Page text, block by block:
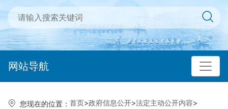
网站导航
您现在的位置： 首页>政府信息公开>法定主动公开内容>